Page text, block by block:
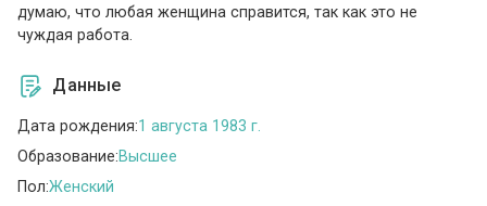
думаю, что любая женщина справится, так как это не
чуждая работа.
Данные
Дата рождения:1 августа 1983 г.
Образование:Высшее
Пол:Женский